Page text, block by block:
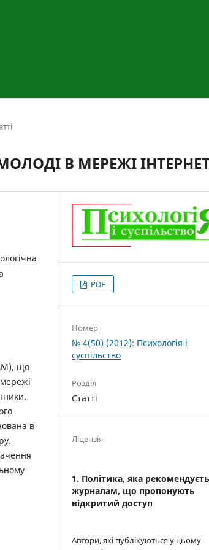
В МЕРЕЖІ
що
в
PDF
Номер
№ 4(50) (2012): Психологія і
суспільство
Розділ
Статті
Ліцензія
1. Політика, яка
журналам, що пропонують
відкритий доступ
Автори, які публікуються у цьому